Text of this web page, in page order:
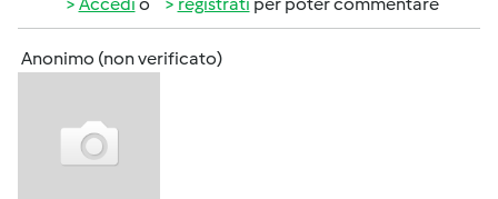
Anonimo (non verificato)